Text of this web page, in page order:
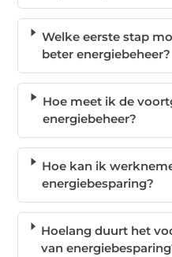
Welke eerste stap
beter energiebeheer?
Hoe meet ik de
energiebeheer?
Hoe kan ik
energiebesparing?
Hoelang duurt het
van